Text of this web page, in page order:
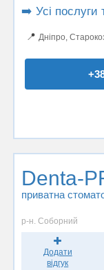
➡️ Усі послуги
📍 Дніпро,
Denta-
приватна
р-н. Соборний
Додати
відгук